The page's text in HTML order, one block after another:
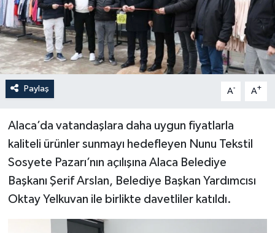
Paylaş A- A+
Alaca’da vatandaşlara daha uygun fiyatlarla
kaliteli ürünler sunmayı hedefleyen Nunu Tekstil
Sosyete Pazarı’nın açılışına Alaca Belediye
Başkanı Şerif Arslan, Belediye Başkan Yardımcısı
Oktay Yelkuvan ile birlikte davetliler katıldı.